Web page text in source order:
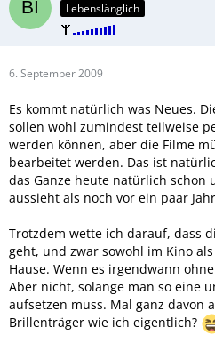
Lebenslänglich
6. September 2009
Es kommt natürlich was Neues.
sollen wohl zumindest teilweise
werden können, aber die Filme
bearbeitet werden. Das ist
das Ganze heute natürlich
aussieht als noch vor ein paar
Trotzdem wette ich darauf, dass
geht, und zwar sowohl im Kino
Hause. Wenn es irgendwann
Aber nicht, solange man so eine
aufsetzen muss. Mal ganz davon
Brillenträger wie ich eigentlich?